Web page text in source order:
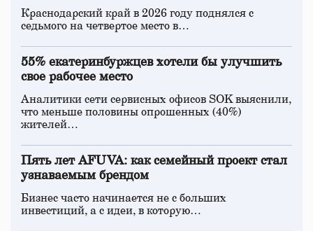
Краснодарский край в 2026 году поднялся с
седьмого на четвертое место в…
55% екатеринбуржцев хотели бы улучшить
свое рабочее место
Аналитики сети сервисных офисов SOK выяснили,
что меньше половины опрошенных (40%)
жителей…
Пять лет AFUVA: как семейный проект стал
узнаваемым брендом
Бизнес часто начинается не с больших
инвестиций, а с идеи, в которую…